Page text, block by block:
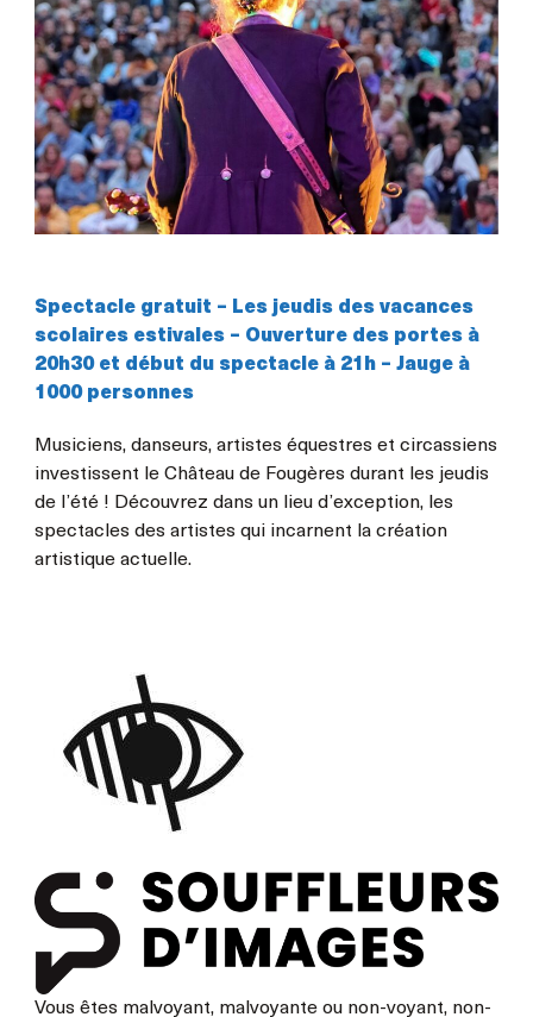
Spectacle gratuit – Les jeudis des vacances
scolaires estivales – Ouverture des portes à
20h30 et début du spectacle à 21h – Jauge à
1000 personnes
Musiciens, danseurs, artistes équestres et circassiens
investissent le Château de Fougères durant les jeudis
de l’été ! Découvrez dans un lieu d’exception, les
spectacles des artistes qui incarnent la création
artistique actuelle.
Vous êtes malvoyant, malvoyante ou non-voyant, non-